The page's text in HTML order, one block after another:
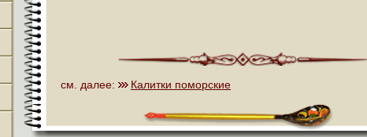
см. далее: Калитки поморские